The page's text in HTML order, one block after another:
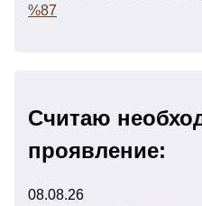
%87
Считаю
проявление:
08.08.26